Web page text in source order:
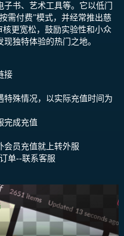
书、艺术工具等。它以低门
需付费”模式，并经常推出慈
更宽松，鼓励实验性和小众
独特体验的热门之地。
接
特殊情况，以实际充值时间为
完成充值
会员充值就上转外服
单--联系客服